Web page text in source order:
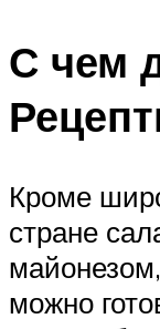
С чем
Кроме
стране
можно